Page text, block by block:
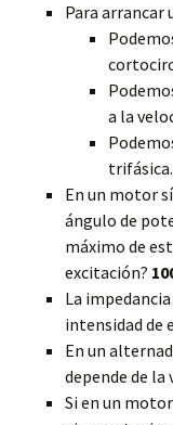
Para arrancar
a la
trifásica.
En un motor
ángulo de
máximo de
excitación?
La
intensidad de
En un
depende de la
Si en un